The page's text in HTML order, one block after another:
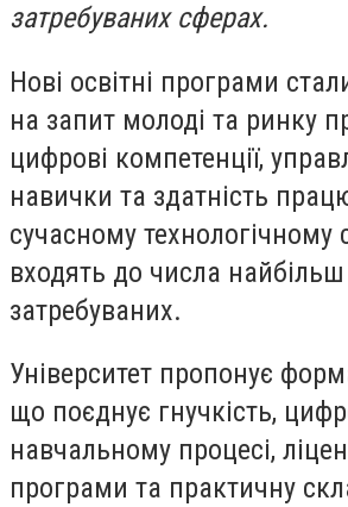
затребуваних сферах.
Нові освітні програми
на запит молоді та ринку
цифрові компетенції,
навички та здатність
сучасному технологічному
входять до числа найбільш
затребуваних.
Університет пропонує
що поєднує гнучкість,
навчальному процесі,
програми та практичну